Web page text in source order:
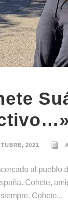
2021
al pueblo
Cohete,
Cohete...